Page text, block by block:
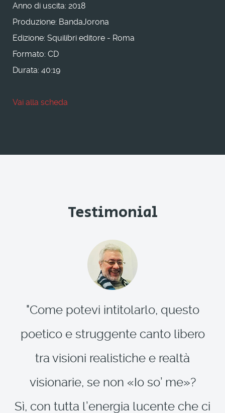
Anno di uscita: 2018
Produzione: BandaJorona
Edizione: Squilibri editore - Roma
Formato: CD
Durata: 40:19
Vai alla scheda
Testimonial
"Come potevi intitolarlo, questo
poetico e struggente canto libero
tra visioni realistiche e realtà
visionarie, se non «Io so’ me»?
Sì, con tutta l’energia lucente che ci